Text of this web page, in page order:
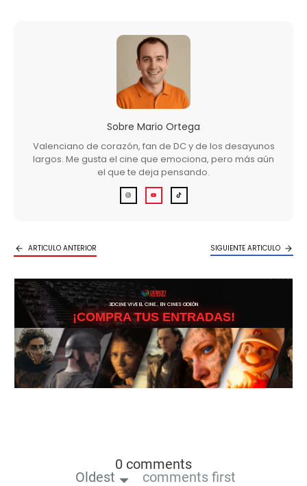
Sobre Mario Ortega
Valenciano de corazón, fan de DC y de los desayunos
largos. Me gusta el cine que emociona, pero más aún
el que te deja pensando.
ARTICULO ANTERIOR SIGUIENTE ARTICULO
3DCINE VIVE EL CINE… EN CINES ODEÓN
¡COMPRA TUS ENTRADAS!
0 comments
Oldest comments first